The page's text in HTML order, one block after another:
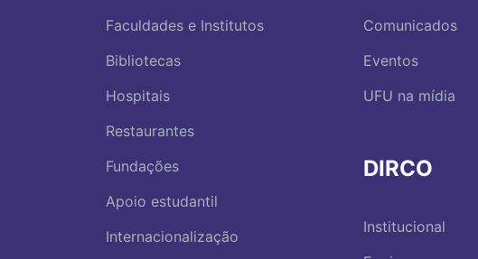
Faculdades e Institutos
Bibliotecas
Hospitais
Restaurantes
Fundações
Apoio estudantil
Internacionalização
Comunicados
Eventos
UFU na mídia
DIRCO
Institucional